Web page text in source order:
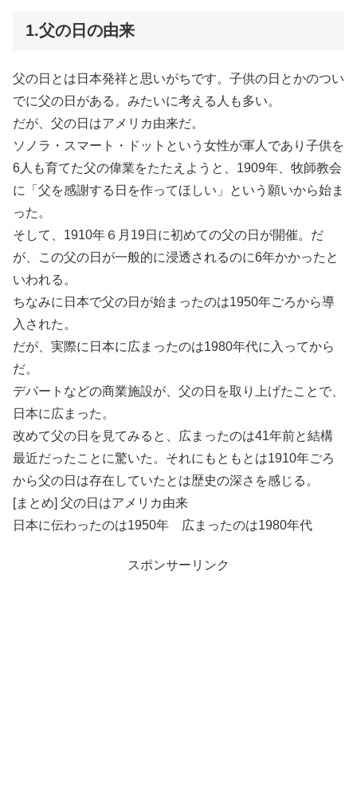
1.父の日の由来
父の日とは日本発祥と思いがちです。子供の日とかのつい
でに父の日がある。みたいに考える人も多い。
だが、父の日はアメリカ由来だ。
ソノラ・スマート・ドットという女性が軍人であり子供を
6人も育てた父の偉業をたたえようと、1909年、牧師教会
に「父を感謝する日を作ってほしい」という願いから始ま
った。
そして、1910年６月19日に初めての父の日が開催。だ
が、この父の日が一般的に浸透されるのに6年かかったと
いわれる。
ちなみに日本で父の日が始まったのは1950年ごろから導
入された。
だが、実際に日本に広まったのは1980年代に入ってから
だ。
デパートなどの商業施設が、父の日を取り上げたことで、
日本に広まった。
改めて父の日を見てみると、広まったのは41年前と結構
最近だったことに驚いた。それにもともとは1910年ごろ
から父の日は存在していたとは歴史の深さを感じる。
[まとめ] 父の日はアメリカ由来
日本に伝わったのは1950年 広まったのは1980年代
スポンサーリンク